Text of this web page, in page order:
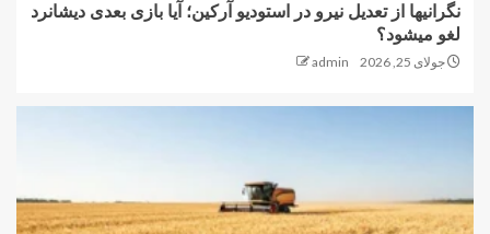
نگرانیها از تعدیل نیرو در استودیو آرکین؛ آیا بازی بعدی دیشانرد
لغو میشود؟
جولای 25, 2026 admin